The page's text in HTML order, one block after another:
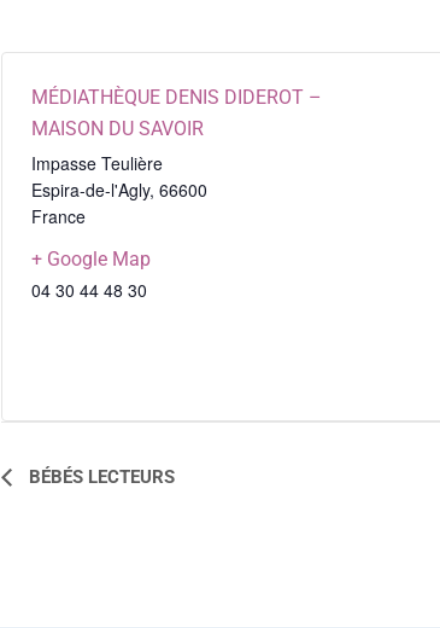
MÉDIATHÈQUE DENIS DIDEROT –
MAISON DU SAVOIR
Impasse Teulière
Espira-de-l'Agly, 66600
France
+ Google Map
04 30 44 48 30
NAVIGATION
BÉBÉS LECTEURS